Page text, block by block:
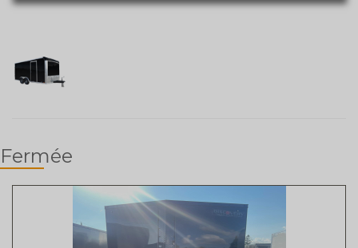
Fermée